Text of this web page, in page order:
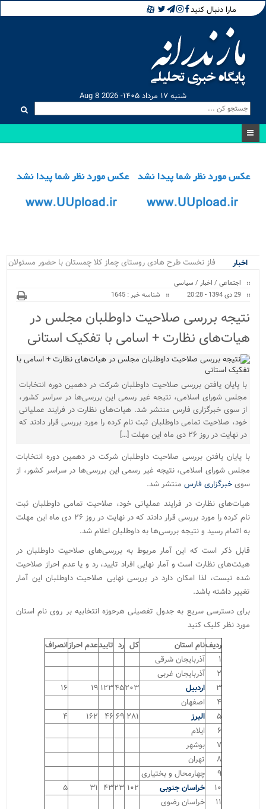
مارا دنبال کنید
شنبه ۱۷ مرداد ۱۴۰۵- Aug 8 2026
اخبار
رقاب.
اجتماعی / اخبار / سیاسی
29 دی 1394 - 20:28
شناسه خبر : 1645
نتیجه بررسی صلاحیت داوطلبان مجلس در
هیات‌های نظارت + اسامی با تفکیک استانی
با پایان یافتن بررسی صلاحیت داوطلبان شرکت در دهمین دوره انتخابات
مجلس شورای اسلامی، نتیجه غیر رسمی این بررسی‌ها در سراسر کشور،
از سوی خبرگزاری فارس منتشر شد. هیات‌های نظارت در فرایند عملیاتی
خود، صلاحیت تمامی داوطلبان ثبت نام کرده را مورد بررسی قرار دادند که
در نهایت در روز ۲۶ دی ماه این مهلت […]
با پایان یافتن بررسی صلاحیت داوطلبان شرکت در دهمین دوره انتخابات
مجلس شورای اسلامی، نتیجه غیر رسمی این بررسی‌ها در سراسر کشور، از
سویخبرگزاری فارس منتشر شد.
هیات‌های نظارت در فرایند عملیاتی خود، صلاحیت تمامی داوطلبان ثبت
نام کرده را مورد بررسی قرار دادند که در نهایت در روز ۲۶ دی ماه این مهلت
به اتمام رسید و نتیجه بررسی‌ها به داوطلبان اعلام شد.
قابل ذکر است که این آمار مربوط به بررسی‌های صلاحیت داوطلبان در
هیئت‌‌های نظارت است و آمار نهایی افراد تایید، رد و یا عدم احراز صلاحیت
شده نیست، لذا امکان دارد در بررسی نهایی صلاحیت داوطلبان این آمار
تغییر داشته باشد.
برای دسترسی سریع به جدول تفصیلی هرحوزه انتخابیه بر روی نام استان
مورد نظر کلیک کنید
ردیفنام استان کل رد تاییدعدم احرازانصراف
۱
آذربایجان شرقی
۲
آذربایجان غربی
۳
اردبیل ۲۰۳۴۵۱۲۳ ۱۹
۱۶
۴
اصفهان
۵
البرز ۲۸۱ ۶۹ ۴۶ ۱۶۲
۴
۶
ایلام
۷
بوشهر
۸
تهران
۹
چهارمحال و بختیاری
۱۰
خراسان جنوبی ۱۰۲ ۲۳۴۳ ۳۱
۵
۱۱
خراسان رضوی